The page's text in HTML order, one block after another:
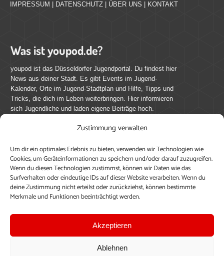
Zustimmung verwalten
Um dir ein optimales Erlebnis zu bieten, verwenden wir Technologien wie
Cookies, um Geräteinformationen zu speichern und/oder darauf zuzugreifen.
Wenn du diesen Technologien zustimmst, können wir Daten wie das
Surfverhalten oder eindeutige IDs auf dieser Website verarbeiten. Wenn du
deine Zustimmung nicht erteilst oder zurückziehst, können bestimmte
Merkmale und Funktionen beeinträchtigt werden.
Akzeptieren
Ablehnen
IMPRESSUM DATENSCHUTZ ÜBER UNS KONTAKT
Was ist youpod.de?
youpod ist das Düsseldorfer Jugendportal. Du findest hier
News aus deiner Stadt. Es gibt Events im Jugend-
Kalender, Orte im Jugend-Stadtplan und Hilfe, Tipps und
Tricks, die dich im Leben weiterbringen. Hier informieren
sich Jugendliche und laden eigene Beiträge hoch.
Mach mit bei youpod.de!
youpod.de lebt von Menschen wie dir. Sammel
journalistische Erfahrung, teile deine Perspektive und
veröffentliche deine Beiträge auf youpod.de.Du musst
dich anmelden, um alle Funktionen nutzen zu können, ein
Profil anzulegen, eigene Beiträge hochzuladen und zu
Einloggen